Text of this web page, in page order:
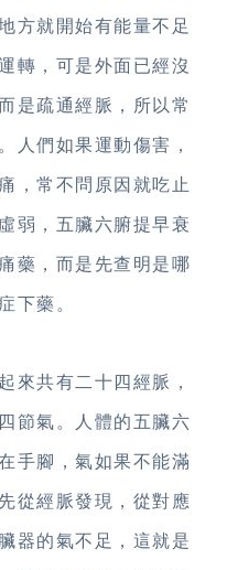
方就開始有能量不足
轉，可是外面已經沒
是疏通經脈，所以常
人們如果運動傷害，
，常不問原因就吃止
弱，五臟六腑提早衰
藥，而是先查明是哪
下藥。
來共有二十四經脈，
節氣。人體的五臟六
手腳，氣如果不能滿
從經脈發現，從對應
器的氣不足，這就是